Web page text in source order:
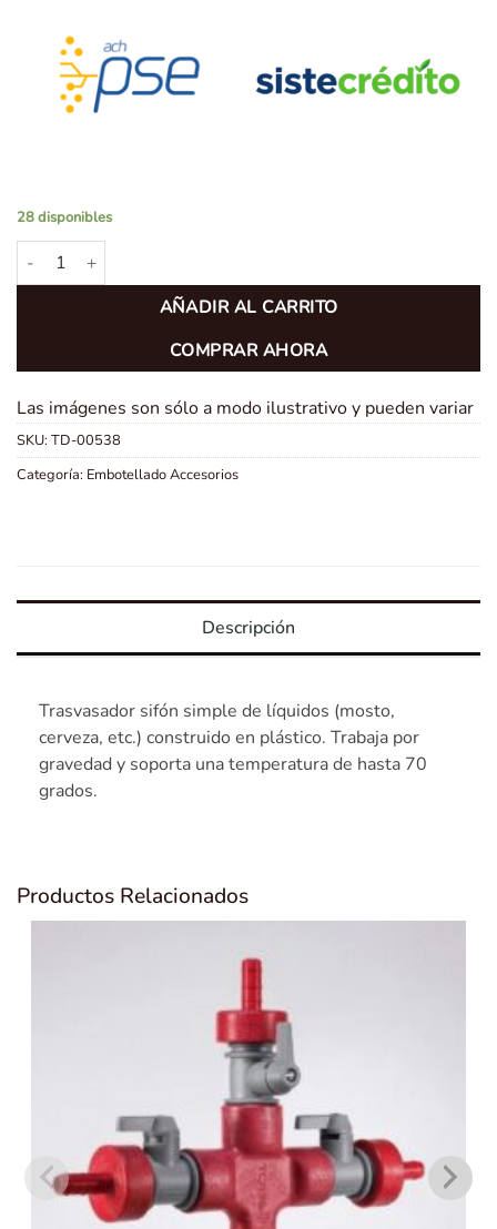
28 disponibles
Trasvasador De Mosto o Cerveza Con Boquilla De Soplado
AÑADIR AL CARRITO
COMPRAR AHORA
Las imágenes son sólo a modo ilustrativo y pueden variar
SKU: TD-00538
Categoría: Embotellado Accesorios
Descripción
Trasvasador sifón simple de líquidos (mosto,
cerveza, etc.) construido en plástico. Trabaja por
gravedad y soporta una temperatura de hasta 70
grados.
Productos Relacionados